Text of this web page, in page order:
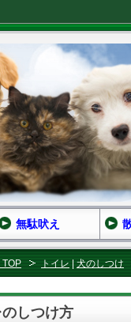
TOP トイレ 犬のしつけ
しつけ方
無駄吠え